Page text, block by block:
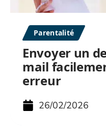
Parentalité
Envoyer un
mail
erreur
26/02/2026